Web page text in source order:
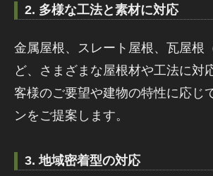
2. 多様な工法と素材に対応
金属屋根、スレート屋根、瓦屋根
ど、さまざまな屋根材や工法に対
客様のご要望や建物の特性に応じ
ンをご提案します。
3. 地域密着型の対応